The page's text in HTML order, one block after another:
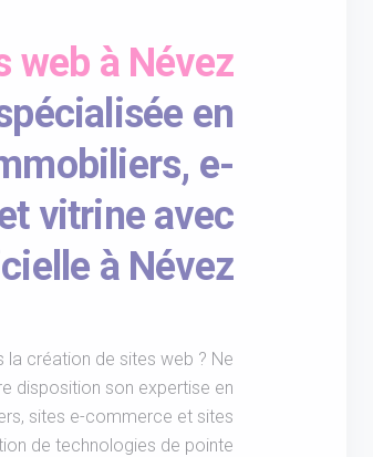
web à Névez
en
e-
vitrine avec
à Névez
la création de sites web ? Ne
disposition son expertise en
sites e-commerce et sites
de technologies de pointe